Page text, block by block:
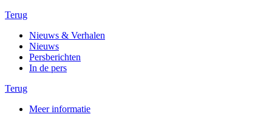
Terug
Nieuws & Verhalen
Nieuws
Persberichten
In de pers
Terug
Meer informatie